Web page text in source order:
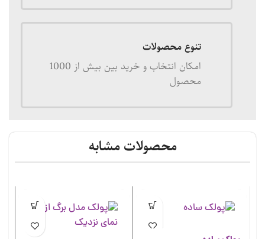
تنوع محصولات
امکان انتخاب و خرید بین بیش از 1000
محصول
محصولات مشابه